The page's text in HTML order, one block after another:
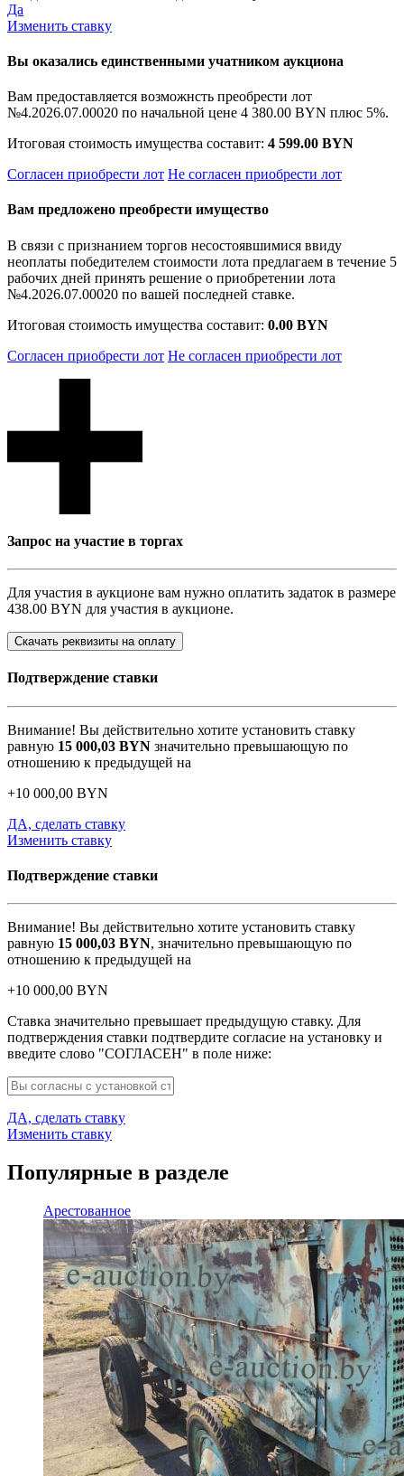
Да
Изменить ставку
Вы оказались единственными учатником аукциона
Вам предоставляется возможнсть преобрести лот
№4.2026.07.00020 по начальной цене 4 380.00 BYN плюс 5%.
Итоговая стоимость имущества составит: 4 599.00 BYN
Согласен приобрести лот Не согласен приобрести лот
Вам предложено преобрести имущество
В связи с признанием торгов несостоявшимися ввиду
неоплаты победителем стоимости лота предлагаем в течение 5
рабочих дней принять решение о приобретении лота
№4.2026.07.00020 по вашей последней ставке.
Итоговая стоимость имущества составит: 0.00 BYN
Согласен приобрести лот Не согласен приобрести лот
Запрос на участие в торгах
Для участия в аукционе вам нужно оплатить задаток в размере
438.00 BYN для участия в аукционе.
Скачать реквизиты на оплату
Подтверждение ставки
Внимание! Вы действительно хотите установить ставку
равную 15 000,03 BYN значительно превышающую по
отношению к предыдущей на
+10 000,00 BYN
ДА, сделать ставку
Изменить ставку
Подтверждение ставки
Внимание! Вы действительно хотите установить ставку
равную 15 000,03 BYN, значительно превышающую по
отношению к предыдущей на
+10 000,00 BYN
Ставка значительно превышает предыдущую ставку. Для
подтверждения ставки подтвердите согласие на установку и
введите слово "СОГЛАСЕН" в поле ниже:
ДА, сделать ставку
Изменить ставку
Популярные в разделе
Арестованное